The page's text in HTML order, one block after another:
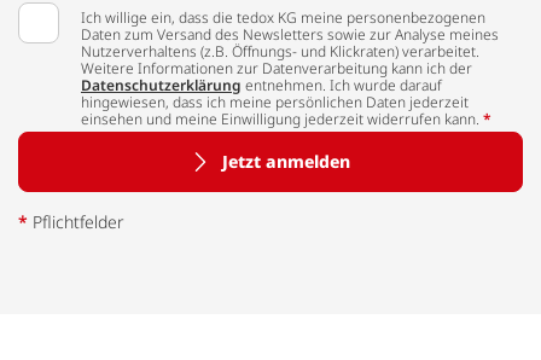
Ich willige ein, dass die tedox KG meine personenbezogenen
Daten zum Versand des Newsletters sowie zur Analyse meines
Nutzerverhaltens (z.B. Öffnungs- und Klickraten) verarbeitet.
Weitere Informationen zur Datenverarbeitung kann ich der
Datenschutzerklärung entnehmen. Ich wurde darauf
hingewiesen, dass ich meine persönlichen Daten jederzeit
einsehen und meine Einwilligung jederzeit widerrufen kann. *
Jetzt anmelden
* Pflichtfelder